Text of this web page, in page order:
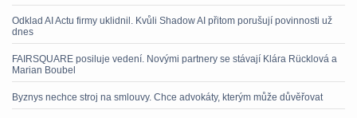
Odklad AI Actu firmy uklidnil. Kvůli Shadow AI přitom porušují povinnosti už
dnes
FAIRSQUARE posiluje vedení. Novými partnery se stávají Klára Rücklová a
Marian Boubel
Byznys nechce stroj na smlouvy. Chce advokáty, kterým může důvěřovat